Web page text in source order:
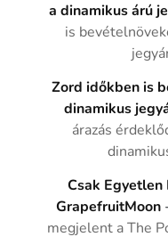
a dinamikus árú
is
Zord időkben is
dinamikus
árazás
Csak
GrapefruitMoon
megjelent a The